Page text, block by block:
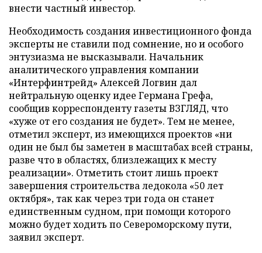
внести частный инвестор.
Необходимость создания инвестиционного фонда
эксперты не ставили под сомнение, но и особого
энтузиазма не высказывали. Начальник
аналитического управления компании
«Интерфинтрейд» Алексей Логвин дал
нейтральную оценку идее Германа Грефа,
сообщив корреспонденту газеты ВЗГЛЯД, что
«хуже от его создания не будет». Тем не менее,
отметил эксперт, из имеющихся проектов «ни
один не был бы заметен в масштабах всей страны,
разве что в областях, близлежащих к месту
реализации». Отметить стоит лишь проект
завершения строительства ледокола «50 лет
октября», так как через три года он станет
единственным судном, при помощи которого
можно будет ходить по Североморскому пути,
заявил эксперт.